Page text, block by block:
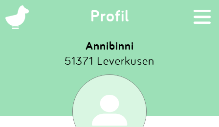
Profil ×
Suchen
Eintragen
App
Annibinni
51371 Leverkusen